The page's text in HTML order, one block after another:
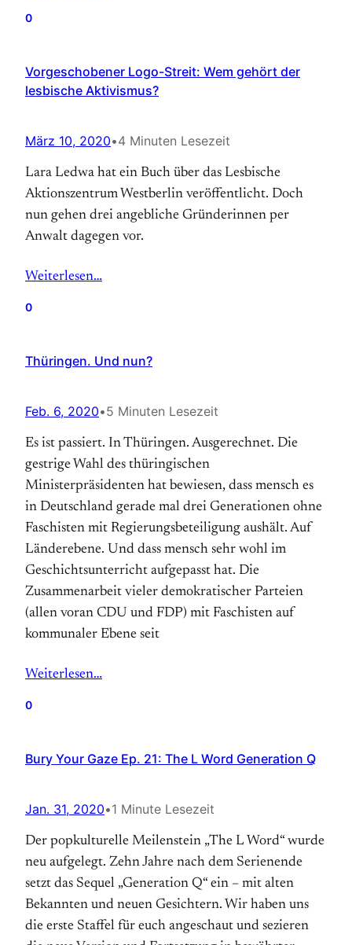
0
Vorgeschobener Logo-Streit: Wem gehört der
lesbische Aktivismus?
März 10, 2020•4 Minuten Lesezeit
Lara Ledwa hat ein Buch über das Lesbische
Aktionszentrum Westberlin veröffentlicht. Doch
nun gehen drei angebliche Gründerinnen per
Anwalt dagegen vor.
Weiterlesen…
0
Thüringen. Und nun?
Feb. 6, 2020•5 Minuten Lesezeit
Es ist passiert. In Thüringen. Ausgerechnet. Die
gestrige Wahl des thüringischen
Ministerpräsidenten hat bewiesen, dass mensch es
in Deutschland gerade mal drei Generationen ohne
Faschisten mit Regierungsbeteiligung aushält. Auf
Länderebene. Und dass mensch sehr wohl im
Geschichtsunterricht aufgepasst hat. Die
Zusammenarbeit vieler demokratischer Parteien
(allen voran CDU und FDP) mit Faschisten auf
kommunaler Ebene seit
Weiterlesen…
0
Bury Your Gaze Ep. 21: The L Word Generation Q
Jan. 31, 2020•1 Minute Lesezeit
Der popkulturelle Meilenstein „The L Word“ wurde
neu aufgelegt. Zehn Jahre nach dem Serienende
setzt das Sequel „Generation Q“ ein – mit alten
Bekannten und neuen Gesichtern. Wir haben uns
die erste Staffel für euch angeschaut und sezieren